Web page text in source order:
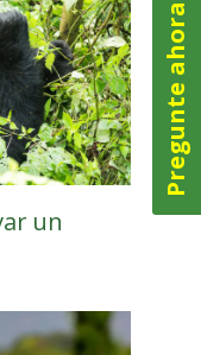
un
Pregunte ahora